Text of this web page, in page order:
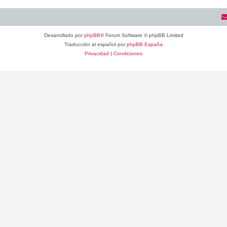
Desarrollado porphpBB® Forum Software © phpBB Limited
Traducción al español porphpBB España
Privacidad | Condiciones